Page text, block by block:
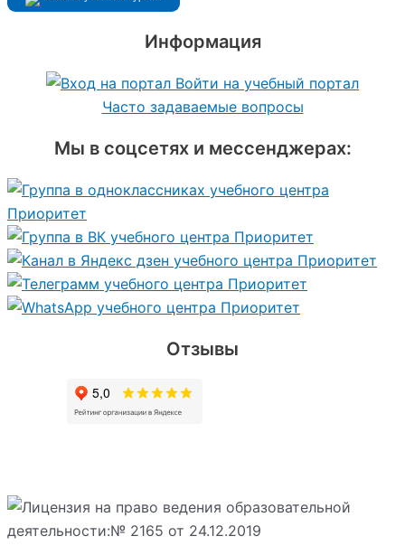
Информация
Войти на учебный портал
Часто задаваемые вопросы
Мы в соцсетях и мессенджерах:
Отзывы